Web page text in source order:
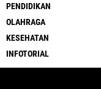
PENDIDIKAN
OLAHRAGA
KESEHATAN
INFOTORIAL